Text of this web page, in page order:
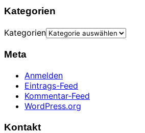
Kategorien
Kategorien
Meta
Anmelden
Eintrags-Feed
Kommentar-Feed
WordPress.org
Kontakt